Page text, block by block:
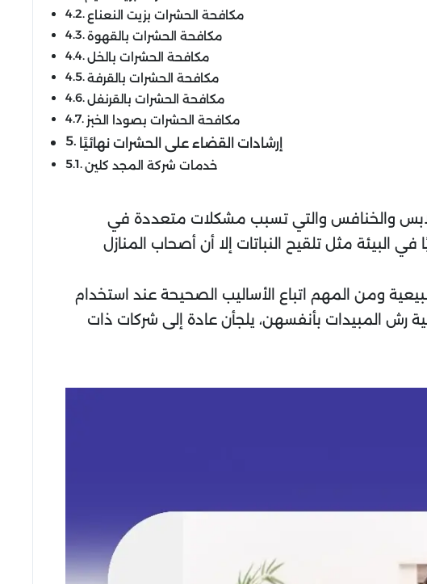
مكافحة الحشرات بزيت النعناع
مكافحة الحشرات بالقهوة
مكافحة الحشرات بالخل
مكافحة الحشرات بالقرفة
مكافحة الحشرات بالقرنفل
مكافحة الحشرات بصودا الخبز
إرشادات القضاء على الحشرات نهائيًا
خدمات شركة المجد كلين
والخنافس والتي تسبب مشكلات متعددة في
البيئة مثل تلقيح النباتات إلا أن أصحاب المنازل
ومن المهم اتباع الأساليب الصحيحة عند استخدام
رش المبيدات بأنفسهن، يلجأن عادة إلى شركات ذات